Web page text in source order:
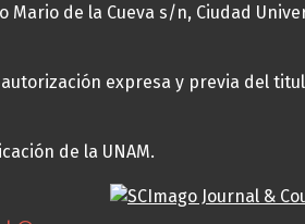
de la Cueva s/n, Ciudad
expresa y previa del
de la UNAM.